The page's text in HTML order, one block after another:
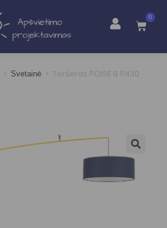
0
> Svetainė > Toršeras POISE B 11430